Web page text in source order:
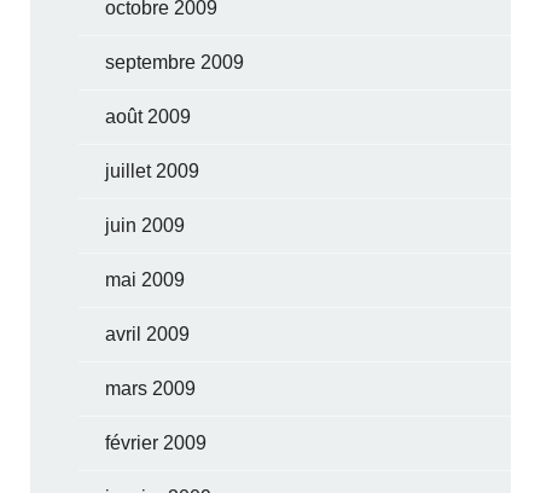
octobre 2009
septembre 2009
août 2009
juillet 2009
juin 2009
mai 2009
avril 2009
mars 2009
février 2009